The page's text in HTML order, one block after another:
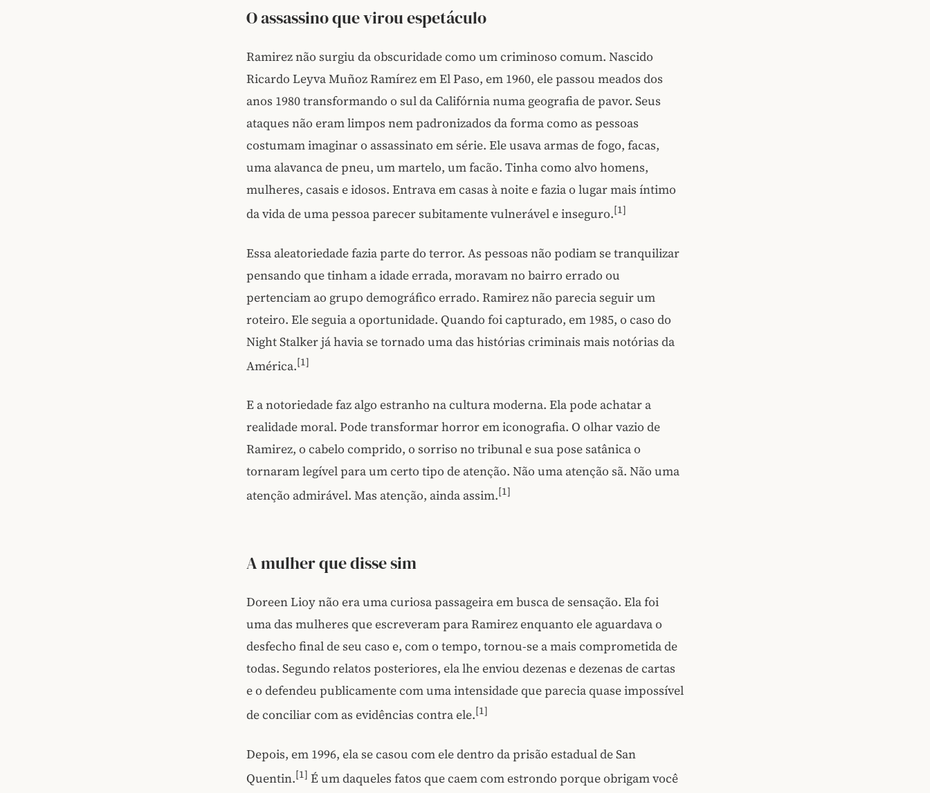
O assassino que virou espetáculo
Ramirez não surgiu da obscuridade como um criminoso comum. Nascido
Ricardo Leyva Muñoz Ramírez em El Paso, em 1960, ele passou meados dos
anos 1980 transformando o sul da Califórnia numa geografia de pavor. Seus
ataques não eram limpos nem padronizados da forma como as pessoas
costumam imaginar o assassinato em série. Ele usava armas de fogo, facas,
uma alavanca de pneu, um martelo, um facão. Tinha como alvo homens,
mulheres, casais e idosos. Entrava em casas à noite e fazia o lugar mais íntimo
da vida de uma pessoa parecer subitamente vulnerável e inseguro.[1]
Essa aleatoriedade fazia parte do terror. As pessoas não podiam se tranquilizar
pensando que tinham a idade errada, moravam no bairro errado ou
pertenciam ao grupo demográfico errado. Ramirez não parecia seguir um
roteiro. Ele seguia a oportunidade. Quando foi capturado, em 1985, o caso do
Night Stalker já havia se tornado uma das histórias criminais mais notórias da
América.[1]
E a notoriedade faz algo estranho na cultura moderna. Ela pode achatar a
realidade moral. Pode transformar horror em iconografia. O olhar vazio de
Ramirez, o cabelo comprido, o sorriso no tribunal e sua pose satânica o
tornaram legível para um certo tipo de atenção. Não uma atenção sã. Não uma
atenção admirável. Mas atenção, ainda assim.[1]
A mulher que disse sim
Doreen Lioy não era uma curiosa passageira em busca de sensação. Ela foi
uma das mulheres que escreveram para Ramirez enquanto ele aguardava o
desfecho final de seu caso e, com o tempo, tornou-se a mais comprometida de
todas. Segundo relatos posteriores, ela lhe enviou dezenas e dezenas de cartas
e o defendeu publicamente com uma intensidade que parecia quase impossível
de conciliar com as evidências contra ele.[1]
Depois, em 1996, ela se casou com ele dentro da prisão estadual de San
Quentin.[1] É um daqueles fatos que caem com estrondo porque obrigam você